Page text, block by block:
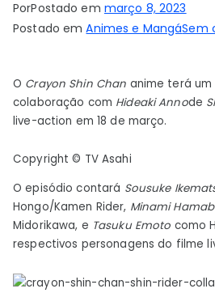
PorPostado em março 8, 2023
Postado emAnimes e MangáSem
O Crayon Shin Chan anime terá
colaboração com Hideaki Annode
live-action em 18 de março.
Copyright © TV Asahi
O episódio contará Sousuke
Hongo/Kamen Rider, Minami
Midorikawa, e Tasuku Emoto como
respectivos personagens do filme